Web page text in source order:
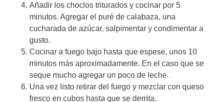
Añadir los choclos triturados y cocinar por 5
minutos. Agregar el puré de calabaza, una
cucharada de azúcar, salpimentar y condimentar a
gusto.
Cocinar a fuego bajo hasta que espese, unos 10
minutos más aproximadamente. En el caso que se
seque mucho agregar un poco de leche.
Una vez listo retirar del fuego y mezclar con queso
fresco en cubos hasta que se derrita.